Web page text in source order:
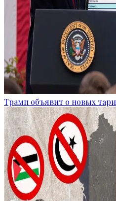
Трамп объявит о новых